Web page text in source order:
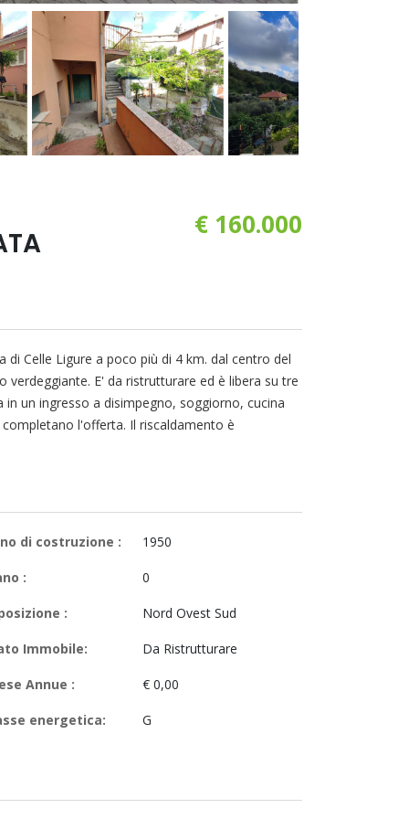
€ 160.000
Celle Ligure a poco più di 4 km. dal centro del
verdeggiante. E' da ristrutturare ed è libera su tre
un ingresso a disimpegno, soggiorno, cucina
l'offerta. Il riscaldamento è
di costruzione : 1950
: 0
: Nord Ovest Sud
Immobile: Da Ristrutturare
Annue : € 0,00
energetica: G